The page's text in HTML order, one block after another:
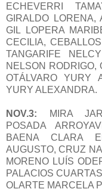
ECHEVERRI
GIRALDO LORENA,
GIL LOPERA
CECILIA,
TANGARIFE
NELSON RODRIGO,
OTÁLVARO YURY
YURY ALEXANDRA.
NOV.3: MIRA
POSADA
BAENA CLARA
AUGUSTO, CRUZ
MORENO LUÍS
PALACIOS
OLARTE MARCELA